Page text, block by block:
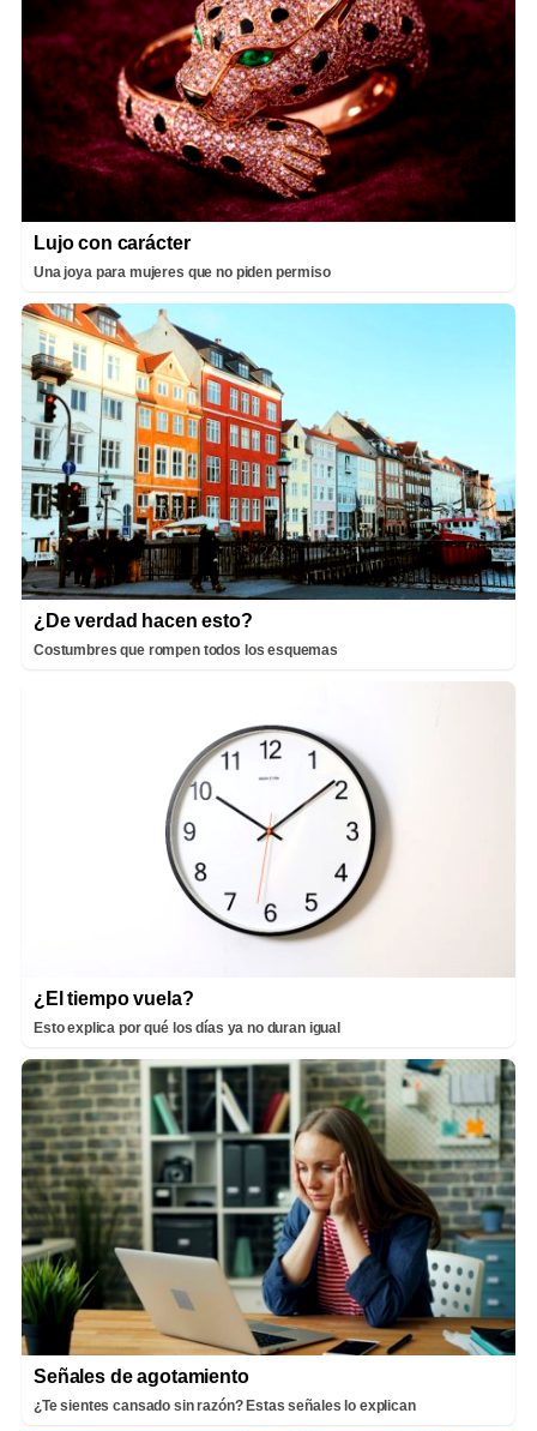
Lujo con carácter
Una joya para mujeres que no piden permiso
¿De verdad hacen esto?
Costumbres que rompen todos los esquemas
¿El tiempo vuela?
Esto explica por qué los días ya no duran igual
Señales de agotamiento
¿Te sientes cansado sin razón? Estas señales lo explican